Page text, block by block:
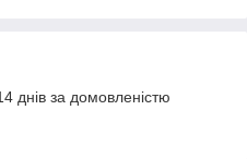
днів за домовленістю